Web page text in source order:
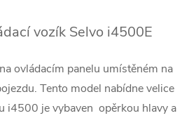
vozík Selvo i4500E
ovládacím panelu umístěném na
Tento model nabídne velice
i4500 je vybaven opěrkou hlavy a